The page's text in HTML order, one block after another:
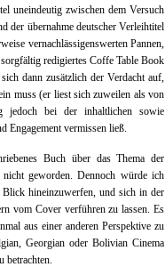
uneindeutig zwischen dem Versuch
der übernahme deutscher Verleihtitel
vernachlässigenswerten Pannen,
redigiertes Coffe Table Book
dann zusätzlich der Verdacht auf,
muss (er liest sich zuweilen als von
jedoch bei der inhaltlichen sowie
Engagement vermissen ließ.
Buch über das Thema der
geworden. Dennoch würde ich
Blick hineinzuwerfen, und sich in der
vom Cover verführen zu lassen. Es
aus einer anderen Perspektive zu
Georgian oder Bolivian Cinema
betrachten.